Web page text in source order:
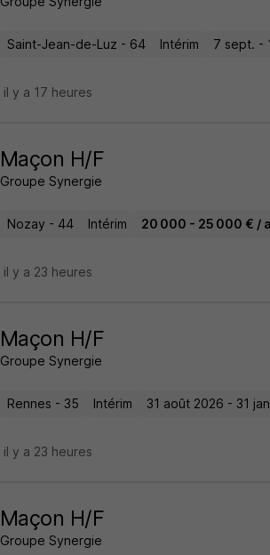
Saint-Jean-de-Luz - 64 Intérim 7 sept. -
il y a 17 heures
Maçon H/F
Groupe Synergie
Nozay - 44 Intérim 20 000 - 25 000 € /
il y a 23 heures
Maçon H/F
Groupe Synergie
Rennes - 35 Intérim 31 août 2026 - 31
il y a 23 heures
Maçon H/F
Groupe Synergie